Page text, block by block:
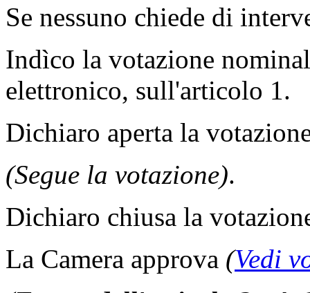
Se nessuno chiede di
Indìco la votazione
elettronico, sull'articolo 1.
Dichiaro aperta la
(Segue la votazione).
Dichiaro chiusa la
La Camera approva (Vedi